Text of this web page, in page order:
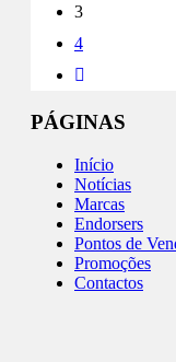
3
4
PÁGINAS
Início
Notícias
Marcas
Endorsers
Pontos de
Promoções
Contactos